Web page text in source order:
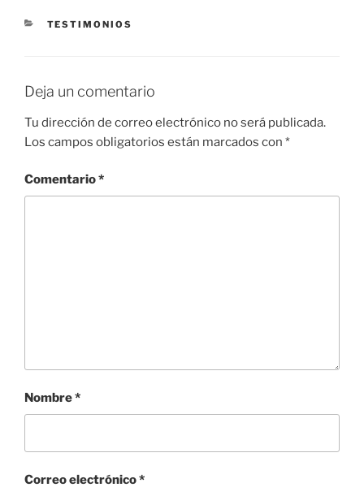
e
o
k
er e
er p
CATEGORÍAS
TESTIMONIOS
Deja un comentario
Tu dirección de correo electrónico no será publicada.
Los campos obligatorios están marcados con *
Comentario*
Nombre*
Correo electrónico*